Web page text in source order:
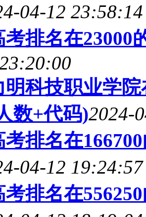
04-12 23:58:14
考排名在23000
明科技职业学
数+代码)2024-
考排名在
04-12 19:24:57
考排名在